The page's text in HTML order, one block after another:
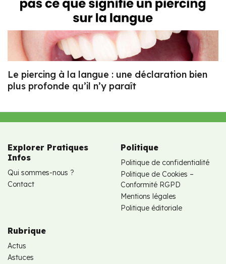
Le piercing à la langue : une déclaration bien
plus profonde qu’il n’y paraît
Explorer Pratiques
Infos
Qui sommes-nous ?
Contact
Politique
Politique de confidentialité
Politique de Cookies –
Conformité RGPD
Mentions légales
Politique éditoriale
Rubrique
Actus
Astuces